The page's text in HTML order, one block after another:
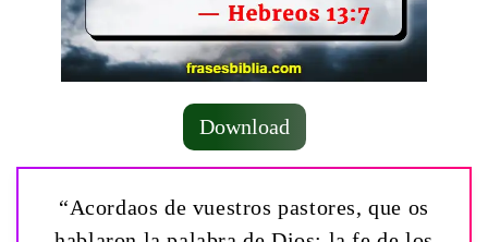
Download
“Acordaos de vuestros pastores, que os